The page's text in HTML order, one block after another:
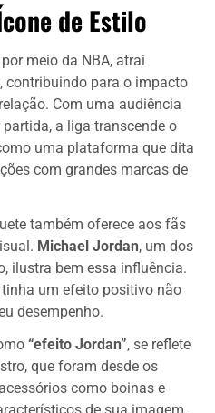
de Estilo
meio da NBA, atrai
contribuindo para o impacto
Com uma audiência
a liga transcende o
uma plataforma que dita
com grandes marcas de
também oferece aos fãs
Michael Jordan, um dos
ilustra bem essa influência.
tinha um efeito positivo não
desempenho.
“efeito Jordan”, se reflete
que foram desde os
como boinas e